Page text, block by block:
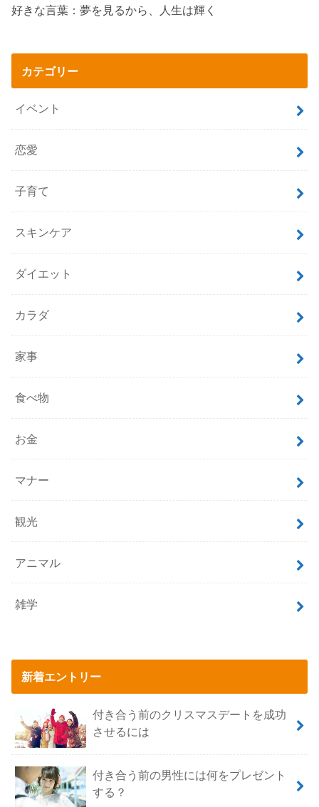
好きな言葉：夢を見るから、人生は輝く
カテゴリー
イベント
恋愛
子育て
スキンケア
ダイエット
カラダ
家事
食べ物
お金
マナー
観光
アニマル
雑学
新着エントリー
付き合う前のクリスマスデートを成功
させるには
付き合う前の男性には何をプレゼント
する？